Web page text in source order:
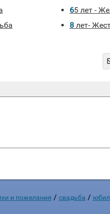
65 лет -
8 лет-
и пожелания / свадьба /